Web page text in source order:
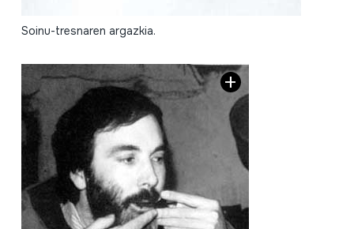
Soinu-tresnaren argazkia.